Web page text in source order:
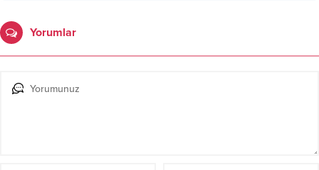
Yorumlar